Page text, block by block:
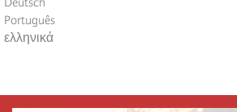
Português
ελληνικά